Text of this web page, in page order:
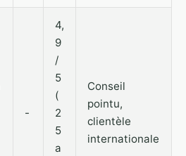
-
4,
9
/
5
(
2
5
a
Conseil
pointu,
clientèle
internationale